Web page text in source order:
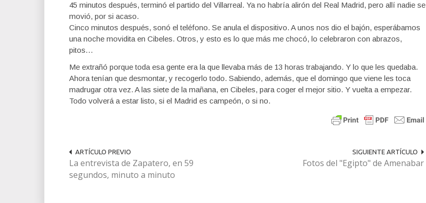
45 minutos después, terminó el partido del Villarreal. Ya no habría alirón del Real Madrid, pero allí nadie se
movió, por si acaso.
Cinco minutos después, sonó el teléfono. Se anula el dispositivo. A unos nos dio el bajón, esperábamos
una noche movidita en Cibeles. Otros, y esto es lo que más me chocó, lo celebraron con abrazos,
pitos…
Me extrañó porque toda esa gente era la que llevaba más de 13 horas trabajando. Y lo que les quedaba.
Ahora tenían que desmontar, y recogerlo todo. Sabiendo, además, que el domingo que viene les toca
madrugar otra vez. A las siete de la mañana, en Cibeles, para coger el mejor sitio. Y vuelta a empezar.
Todo volverá a estar listo, si el Madrid es campeón, o si no.
ARTÍCULO PREVIO
La entrevista de Zapatero, en 59
segundos, minuto a minuto
SIGUIENTE ARTÍCULO
Fotos del "Egipto" de Amenabar